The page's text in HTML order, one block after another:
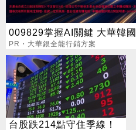
009829掌握AI關鍵 大華韓
PR・大華銀全能行銷方案
台股跌214點守住季線！